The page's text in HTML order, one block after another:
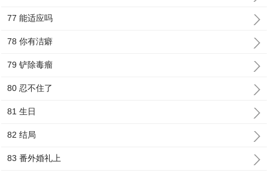
77 能适应吗
78 你有洁癖
79 铲除毒瘤
80 忍不住了
81 生日
82 结局
83 番外婚礼上